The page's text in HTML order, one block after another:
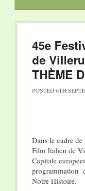
45e
de
THÈME
POSTED 6TH
Dans le cadre
Film Italien de
Capitale
programmation
Notre Histoire.